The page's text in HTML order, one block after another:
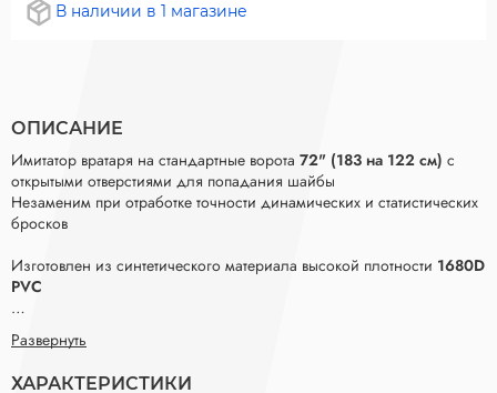
В наличии в 1 магазине
ОПИСАНИЕ
Имитатор вратаря на стандартные ворота 72" (183 на 122 см) с
открытыми отверстиями для попадания шайбы
Незаменим при отработке точности динамических и статистических
бросков
Изготовлен из синтетического материала высокой плотности 1680D
PVC
Развернуть
ХАРАКТЕРИСТИКИ